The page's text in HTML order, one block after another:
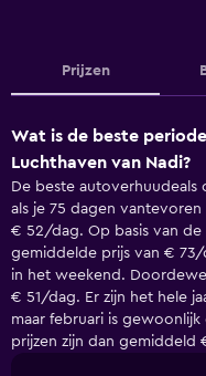
Prijzen
Wat is de beste
Luchthaven van Nadi?
De beste autoverhuudeals
als je 75 dagen
€ 52/dag. Op basis van de
gemiddelde prijs van €
in het weekend.
€ 51/dag. Er zijn het hele
maar februari is
prijzen zijn dan gemiddeld